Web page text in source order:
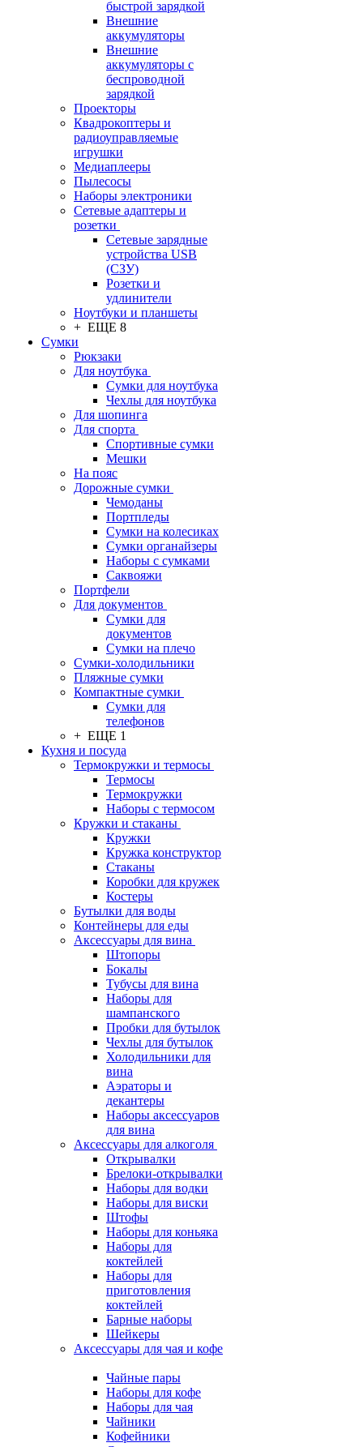
быстрой зарядкой
Внешние
аккумуляторы
Внешние
аккумуляторы с
беспроводной
зарядкой
Проекторы
Квадрокоптеры и
радиоуправляемые
игрушки
Медиаплееры
Пылесосы
Наборы электроники
Сетевые адаптеры и
розетки
Сетевые зарядные
устройства USB
(СЗУ)
Розетки и
удлинители
Ноутбуки и планшеты
+ ЕЩЕ 8
Сумки
Рюкзаки
Для ноутбука
Сумки для ноутбука
Чехлы для ноутбука
Для шопинга
Для спорта
Спортивные сумки
Мешки
На пояс
Дорожные сумки
Чемоданы
Портпледы
Сумки на колесиках
Сумки органайзеры
Наборы с сумками
Саквояжи
Портфели
Для документов
Сумки для
документов
Сумки на плечо
Сумки-холодильники
Пляжные сумки
Компактные сумки
Сумки для
телефонов
+ ЕЩЕ 1
Кухня и посуда
Термокружки и термосы
Термосы
Термокружки
Наборы с термосом
Кружки и стаканы
Кружки
Кружка конструктор
Стаканы
Коробки для кружек
Костеры
Бутылки для воды
Контейнеры для еды
Аксессуары для вина
Штопоры
Бокалы
Тубусы для вина
Наборы для
шампанского
Пробки для бутылок
Чехлы для бутылок
Холодильники для
вина
Аэраторы и
декантеры
Наборы аксессуаров
для вина
Аксессуары для алкоголя
Открывалки
Брелоки-открывалки
Наборы для водки
Наборы для виски
Штофы
Наборы для коньяка
Наборы для
коктейлей
Наборы для
приготовления
коктейлей
Барные наборы
Шейкеры
Аксессуары для чая и кофе
Чайные пары
Наборы для кофе
Наборы для чая
Чайники
Кофейники